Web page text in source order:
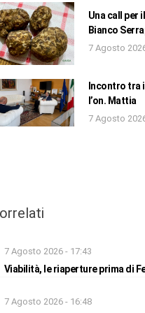
Una call per
Bianco
7 Agosto
Incontro tra
l’on. Mattia
7 Agosto
7 Agosto 2026 - 17:43
Viabilità, le riaperture prima di
7 Agosto 2026 - 16:48